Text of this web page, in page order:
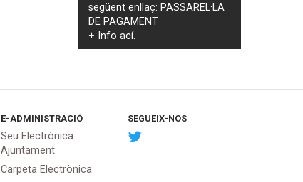
següent enllaç: PASSAREL·LA
DE PAGAMENT
+ Infoací.
E-ADMINISTRACIÓ
Seu Electrònica
Ajuntament
Carpeta Electrònica
SEGUEIX-NOS